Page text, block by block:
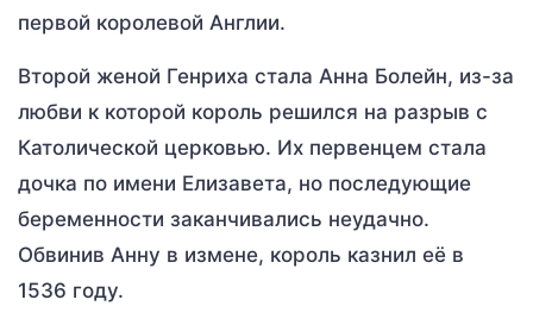
первой королевой Англии.
Второй женой Генриха стала Анна Болейн, из-за
любви к которой король решился на разрыв с
Католической церковью. Их первенцем стала
дочка по имени Елизавета, но последующие
беременности заканчивались неудачно.
Обвинив Анну в измене, король казнил её в
1536 году.